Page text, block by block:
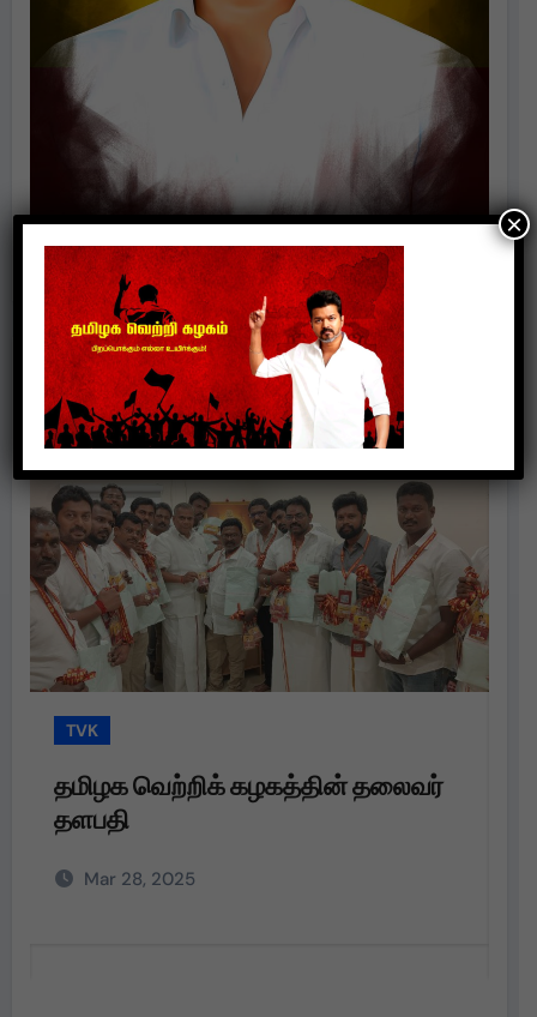
Politics
TVK
தமிழக வெற்றிக் கழகத்தின் தலைவர்
தளபதி
Mar 28, 2025
×